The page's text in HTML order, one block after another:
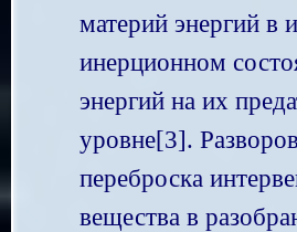
материй энергий в
инерционном
энергий на их
уровне[3].
переброска
вещества в